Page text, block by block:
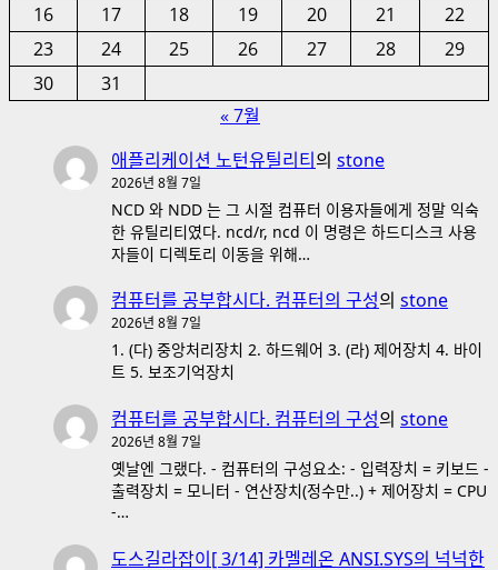
16
17 18 19 20 21
22
23
24 25 26 27 28
29
30
31
« 7월
애플리케이션 노턴유틸리티의 stone
2026년 8월 7일
NCD 와 NDD 는 그 시절 컴퓨터 이용자들에게 정말 익숙
한 유틸리티였다. ncd/r, ncd 이 명령은 하드디스크 사용
자들이 디렉토리 이동을 위해…
컴퓨터를 공부합시다. 컴퓨터의 구성의 stone
2026년 8월 7일
1. (다) 중앙처리장치 2. 하드웨어 3. (라) 제어장치 4. 바이
트 5. 보조기억장치
컴퓨터를 공부합시다. 컴퓨터의 구성의 stone
2026년 8월 7일
옛날엔 그랬다. - 컴퓨터의 구성요소: - 입력장치 = 키보드 -
출력장치 = 모니터 - 연산장치(정수만..) + 제어장치 = CPU
-…
도스길라잡이[ 3/14] 카멜레온 ANSI.SYS의 넉넉한